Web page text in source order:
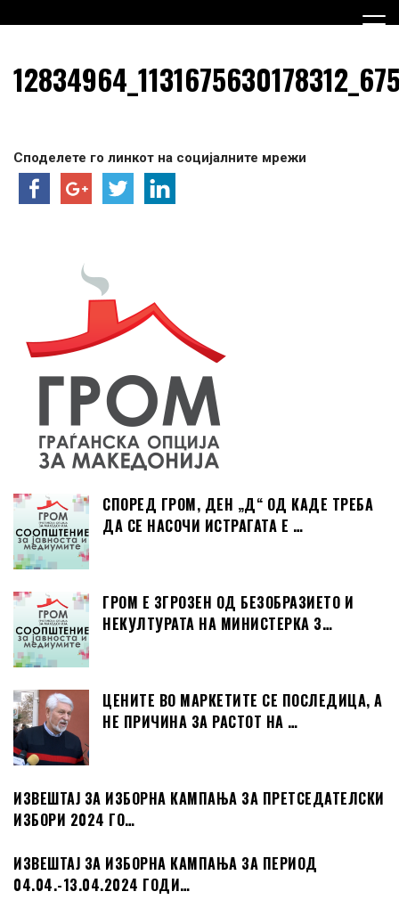
to
Граѓанска Опција за
Македонија
Споделете го линкот на социјалните мрежи
СПОРЕД ГРОМ, ДЕН „Д“ ОД КАДЕ ТРЕБА
ДА СЕ НАСОЧИ ИСТРАГАТА Е …
ГРОМ Е ЗГРОЗЕН ОД БЕЗОБРАЗИЕТО И
НЕКУЛТУРАТА НА МИНИСТЕРКА З…
ЦЕНИТЕ ВО МАРКЕТИТЕ СЕ ПОСЛЕДИЦА, А
НЕ ПРИЧИНА ЗА РАСТОТ НА …
ИЗВЕШТАЈ ЗА ИЗБОРНА КАМПАЊА ЗА ПРЕТСЕДАТЕЛСКИ
ИЗБОРИ 2024 ГО…
ИЗВЕШТАЈ ЗА ИЗБОРНА КАМПАЊА ЗА ПЕРИОД
04.04.-13.04.2024 ГОДИ…